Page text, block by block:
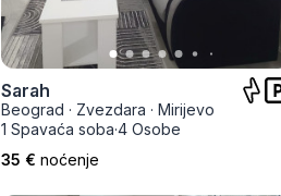
Sarah
Beograd · Zvezdara · Mirijevo
1 Spavaća soba·4 Osobe
35 € noćenje